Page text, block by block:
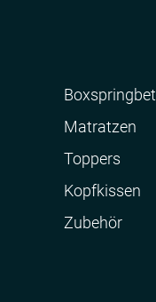
Matratzen
Toppers
Kopfkissen
Zubehör